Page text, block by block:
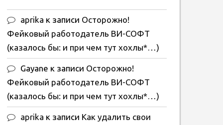
aprika к записи Осторожно!
Фейковый работодатель ВИ-СОФТ
(казалось бы: и при чем тут хохлы*…)
Gayane к записи Осторожно!
Фейковый работодатель ВИ-СОФТ
(казалось бы: и при чем тут хохлы*…)
aprika к записи Как удалить свои